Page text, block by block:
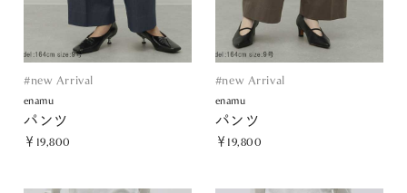
#new Arrival
enamu
パンツ
￥19,800
#new Arrival
enamu
パンツ
￥19,800